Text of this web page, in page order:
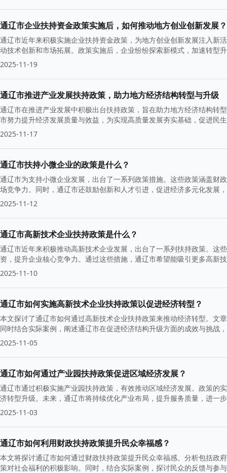
通辽市企业扶持资金政策实施后，如何推动地方创业创新发展？
通辽市近年来积极实施企业扶持资金政策，为地方创业创新发展注入新
动技术创新和市场拓展。政策实施后，企业纷纷探索新模式，加速转型
2025-11-19
通辽市推进产业发展扶持政策，助力地方经济结构转型与升级
通辽市在推进产业发展中积极出台扶持政策，旨在助力地方经济结构转
市努力提升经济发展质量与效益，为实现高质量发展夯实基础，促进民
2025-11-17
通辽市扶持小微企业的政策是什么？
通辽市为支持小微企业发展，出台了一系列政策措施。这些政策涵盖财
场竞争力。同时，通辽市还鼓励创新和人才引进，促进经济多元化发展
2025-11-12
通辽市高新技术企业扶持政策是什么？
通辽市近年来积极推动高新技术企业发展，出台了一系列扶持政策。这
资，提升企业核心竞争力。通过这些措施，通辽市希望能吸引更多高新
2025-11-10
通辽市如何实施高新技术企业扶持政策以促进经济转型？
本文探讨了通辽市如何通过高新技术企业扶持政策来推动经济转型。文
同时结合实际案例，阐述通辽市在促进经济结构升级方面的成效与挑战
2025-11-05
通辽市如何通过产业园扶持政策促进区域经济发展？
通辽市通过积极实施产业园扶持政策，有效推动区域经济发展。政策的
济转型升级。未来，通辽市将持续优化产业布局，提升服务质量，进一
2025-11-03
通辽市如何利用财政扶持政策提升民众幸福感？
本文将探讨通辽市如何通过财政扶持政策提升民众幸福感。分析包括政
策对社会福利的积极影响。同时，结合实际案例，探讨民众的反馈与参